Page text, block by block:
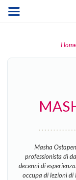
Home
Masha
professionista di
decenni di
occupa di lezioni di